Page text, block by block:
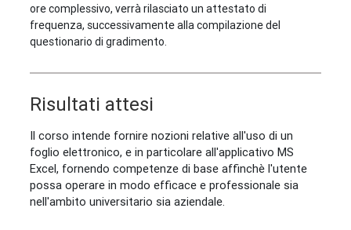
ore complessivo, verrà rilasciato un attestato di
frequenza, successivamente alla compilazione del
questionario di gradimento.
Risultati attesi
Il corso intende fornire nozioni relative all'uso di un
foglio elettronico, e in particolare all'applicativo MS
Excel, fornendo competenze di base affinchè l'utente
possa operare in modo efficace e professionale sia
nell'ambito universitario sia aziendale.